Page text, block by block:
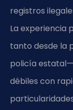
registros
La experiencia
tanto desde la
policía
débiles con